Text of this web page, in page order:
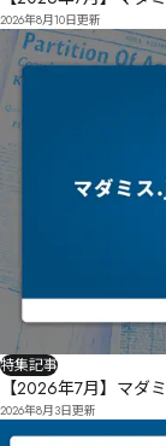
2026年8月10日更新
特集記事
【2026年7月】マダ
2026年8月3日更新